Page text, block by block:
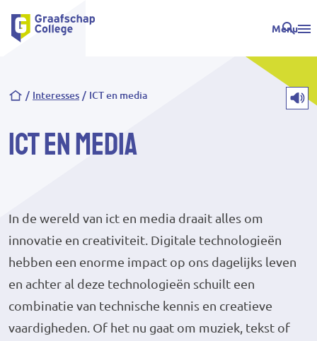
Menu
Kruimelpad
Interesses ICT en media
ICT en media
In de wereld van ict en media draait alles om
innovatie en creativiteit. Digitale technologieën
hebben een enorme impact op ons dagelijks leven
en achter al deze technologieën schuilt een
combinatie van technische kennis en creatieve
vaardigheden. Of het nu gaat om muziek, tekst of